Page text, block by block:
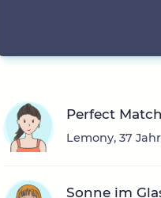
Perfect
Lemony, 37
Sonne im